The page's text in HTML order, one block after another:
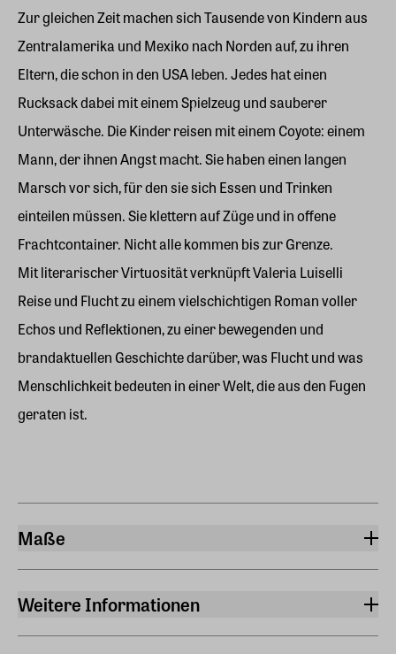
Zur gleichen Zeit machen sich Tausende von Kindern aus
Zentralamerika und Mexiko nach Norden auf, zu ihren
Eltern, die schon in den USA leben. Jedes hat einen
Rucksack dabei mit einem Spielzeug und sauberer
Unterwäsche. Die Kinder reisen mit einem Coyote: einem
Mann, der ihnen Angst macht. Sie haben einen langen
Marsch vor sich, für den sie sich Essen und Trinken
einteilen müssen. Sie klettern auf Züge und in offene
Frachtcontainer. Nicht alle kommen bis zur Grenze.
Mit literarischer Virtuosität verknüpft Valeria Luiselli
Reise und Flucht zu einem vielschichtigen Roman voller
Echos und Reflektionen, zu einer bewegenden und
brandaktuellen Geschichte darüber, was Flucht und was
Menschlichkeit bedeuten in einer Welt, die aus den Fugen
geraten ist.
Maße
Länge
21,80 cm
Weitere Informationen